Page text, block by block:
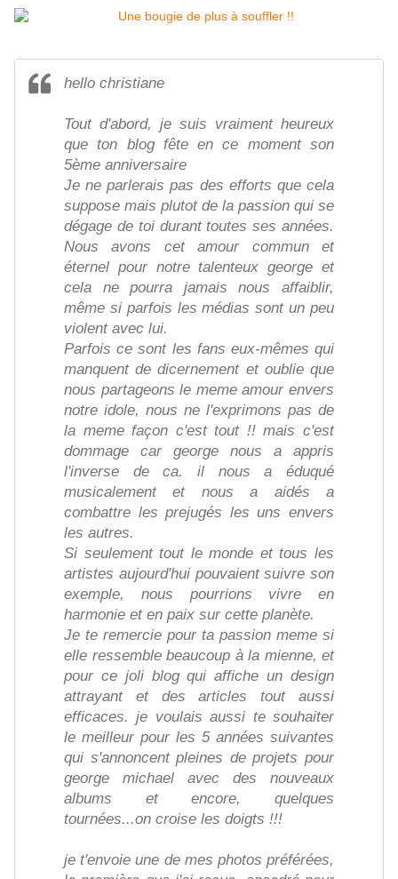
hello christiane
Tout d'abord, je suis vraiment heureux
que ton blog fête en ce moment son
5ème anniversaire
Je ne parlerais pas des efforts que cela
suppose mais plutot de la passion qui se
dégage de toi durant toutes ses années.
Nous avons cet amour commun et
éternel pour notre talenteux george et
cela ne pourra jamais nous affaiblir,
même si parfois les médias sont un peu
violent avec lui.
Parfois ce sont les fans eux-mêmes qui
manquent de dicernement et oublie que
nous partageons le meme amour envers
notre idole, nous ne l'exprimons pas de
la meme façon c'est tout !! mais c'est
dommage car george nous a appris
l'inverse de ca. il nous a éduqué
musicalement et nous a aidés a
combattre les prejugés les uns envers
les autres.
Si seulement tout le monde et tous les
artistes aujourd'hui pouvaient suivre son
exemple, nous pourrions vivre en
harmonie et en paix sur cette planète.
Je te remercie pour ta passion meme si
elle ressemble beaucoup à la mienne, et
pour ce joli blog qui affiche un design
attrayant et des articles tout aussi
efficaces. je voulais aussi te souhaiter
le meilleur pour les 5 années suivantes
qui s'annoncent pleines de projets pour
george michael avec des nouveaux
albums et encore, quelques
tournées...on croise les doigts !!!
je t'envoie une de mes photos préférées,